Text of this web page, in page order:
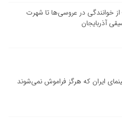
از خوانندگی در عروسی‌ها تا شهرت
آذربایجان
ایران که هرگز فراموش نمی‌شوند